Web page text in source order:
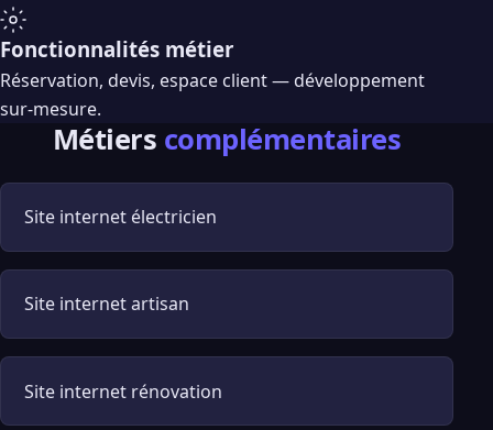
Fonctionnalités métier
Réservation, devis, espace client — développement
sur-mesure.
Métiers complémentaires
Site internet électricien
Site internet artisan
Site internet rénovation